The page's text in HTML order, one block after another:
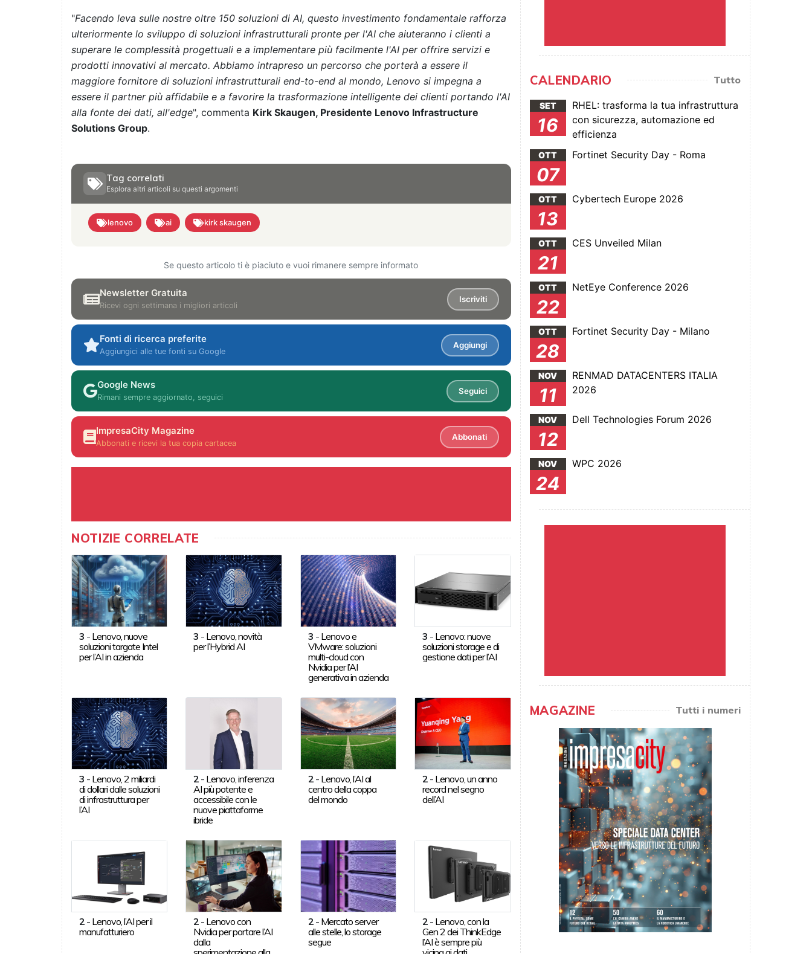
"Facendo leva sulle nostre oltre 150 soluzioni di AI, questo investimento fondamentale rafforza
ulteriormente lo sviluppo di soluzioni infrastrutturali pronte per l'AI che aiuteranno i clienti a
superare le complessità progettuali e a implementare più facilmente l'AI per offrire servizi e
prodotti innovativi al mercato. Abbiamo intrapreso un percorso che porterà a essere il
maggiore fornitore di soluzioni infrastrutturali end-to-end al mondo, Lenovo si impegna a
essere il partner più affidabile e a favorire la trasformazione intelligente dei clienti portando l'AI
alla fonte dei dati, all'edge", commenta Kirk Skaugen, Presidente Lenovo Infrastructure
Solutions Group.
Tag correlati
Esplora altri articoli su questi argomenti
lenovo ai kirk skaugen
Se questo articolo ti è piaciuto e vuoi rimanere sempre informato
Newsletter Gratuita
Ricevi ogni settimana i migliori articoli
Iscriviti
Fonti di ricerca preferite
Aggiungici alle tue fonti su Google
Aggiungi
Google News
Rimani sempre aggiornato, seguici
Seguici
ImpresaCity Magazine
Abbonati e ricevi la tua copia cartacea
Abbonati
NOTIZIE CORRELATE
3 - Lenovo, nuove
soluzioni targate Intel
per l’AI in azienda
3 - Lenovo, novità
per l’Hybrid AI
3 - Lenovo e
VMware: soluzioni
multi-cloud con
Nvidia per l’AI
generativa in azienda
3 - Lenovo: nuove
soluzioni storage e di
gestione dati per l’AI
3 - Lenovo, 2 miliardi
di dollari dalle soluzioni
di infrastruttura per
l’AI
2 - Lenovo, inferenza
AI più potente e
accessibile con le
nuove piattaforme
ibride
2- Lenovo, l’AI al
centro della coppa
del mondo
2 - Lenovo, un anno
record nel segno
dell’AI
2- Lenovo, l’AI per il
manufatturiero
2 - Lenovo con
Nvidia per portare l’AI
dalla
2- Mercato server
alle stelle, lo storage
segue
2 - Lenovo, con la
Gen 2 dei ThinkEdge
l’AI è sempre più
CALENDARIO Tutto
SET
16
RHEL: trasforma la tua infrastruttura
con sicurezza, automazione ed
efficienza
OTT
07
Fortinet Security Day - Roma
OTT
13
Cybertech Europe 2026
OTT
21
CES Unveiled Milan
OTT
22
NetEye Conference 2026
OTT
28
Fortinet Security Day - Milano
NOV
11
RENMAD DATACENTERS ITALIA
2026
NOV
12
Dell Technologies Forum 2026
NOV
24
WPC 2026
MAGAZINE Tutti i numeri